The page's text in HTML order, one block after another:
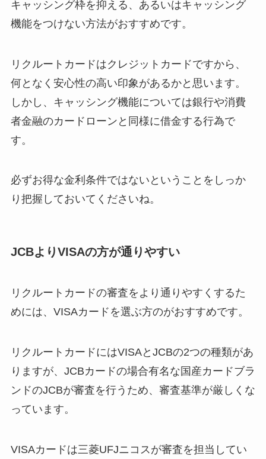
キャッシング枠を抑える、あるいはキャッシング
機能をつけない方法がおすすめです。
リクルートカードはクレジットカードですから、
何となく安心性の高い印象があるかと思います。
しかし、キャッシング機能については銀行や消費
者金融のカードローンと同様に借金する行為で
す。
必ずお得な金利条件ではないということをしっか
り把握しておいてくださいね。
JCBよりVISAの方が通りやすい
リクルートカードの審査をより通りやすくするた
めには、VISAカードを選ぶ方のがおすすめです。
リクルートカードにはVISAとJCBの2つの種類があ
りますが、JCBカードの場合有名な国産カードブラ
ンドのJCBが審査を行うため、審査基準が厳しくな
っています。
VISAカードは三菱UFJニコスが審査を担当してい